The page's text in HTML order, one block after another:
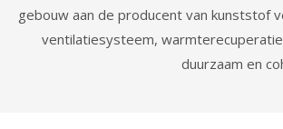
gebouw aan de producent van kunststof
ventilatiesysteem,
duurzaam en